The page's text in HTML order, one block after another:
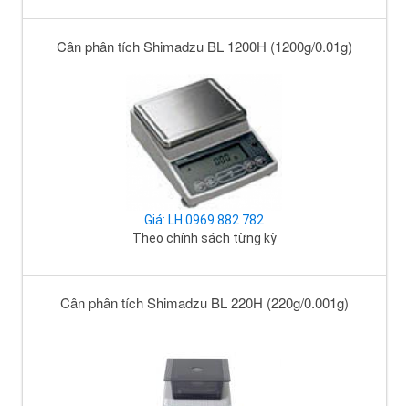
Cân phân tích Shimadzu BL 1200H (1200g/0.01g)
Giá: LH 0969 882 782
Theo chính sách từng kỳ
Cân phân tích Shimadzu BL 220H (220g/0.001g)